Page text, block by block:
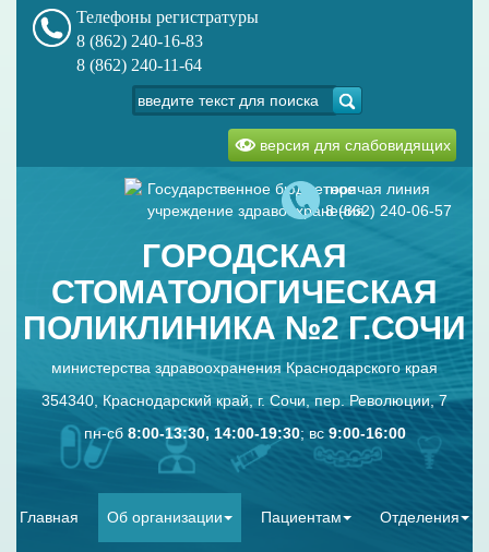
Телефоны регистратуры
8 (862) 240-16-83
8 (862) 240-11-64
версия для слабовидящих
Государственное бюджетное
учреждение здравоохранения
горячая линия
8 (862) 240-06-57
ГОРОДСКАЯ
СТОМАТОЛОГИЧЕСКАЯ
ПОЛИКЛИНИКА №2 Г.СОЧИ
министерства здравоохранения Краснодарского края
354340, Краснодарский край, г. Сочи, пер. Революции, 7
пн-сб 8:00-13:30, 14:00-19:30; вс 9:00-16:00
Главная Об организации Пациентам Отделения